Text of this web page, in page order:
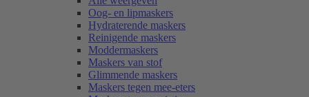
Oog- en lipmaskers
Hydraterende maskers
Reinigende maskers
Moddermaskers
Maskers van stof
Glimmende maskers
Maskers tegen mee-eters